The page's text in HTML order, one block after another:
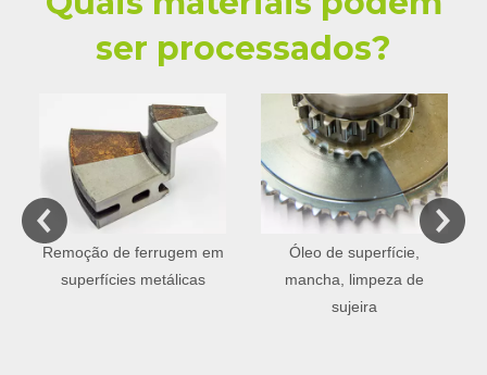
ser processados?
Remoção de ferrugem em
superfícies metálicas
Óleo de superfície,
mancha, limpeza de
sujeira